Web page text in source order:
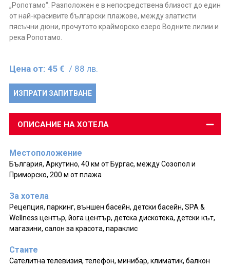
„Ропотамо“. Разположен е в непосредствена близост до един
от най-красивите български плажове, между златисти
пясъчни дюни, прочутото крайморско езеро Водните лилии и
река Ропотамо.
Цена от: 45 € / 88 лв.
ИЗПРАТИ ЗАПИТВАНЕ
ОПИСАНИЕ НА ХОТЕЛА
Местоположение
България, Аркутино, 40 км от Бургас, между Созопол и
Приморско, 200 м от плажа
За хотела
Рецепция, паркинг, външен басейн, детски басейн, SPA &
Wellness център, йога център, детска дискотека, детски кът,
магазини, салон за красота, параклис
Стаите
Сателитна телевизия, телефон, минибар, климатик, балкон